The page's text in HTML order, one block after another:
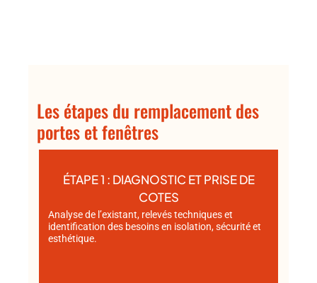
Les étapes du remplacement des
portes et fenêtres
ÉTAPE 1 : DIAGNOSTIC ET PRISE DE
COTES
Analyse de l’existant, relevés techniques et
identification des besoins en isolation, sécurité et
esthétique.